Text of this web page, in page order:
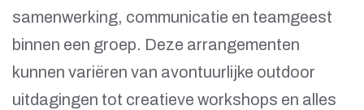
samenwerking, communicatie en teamgeest
binnen een groep. Deze arrangementen
kunnen variëren van avontuurlijke outdoor
uitdagingen tot creatieve workshops en alles